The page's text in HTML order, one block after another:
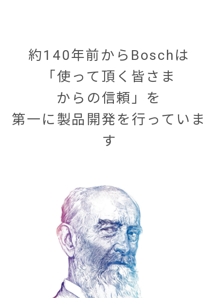
約140年前からBoschは
「使って頂く皆さま
からの信頼」を
第一に製品開発を行っていま
す